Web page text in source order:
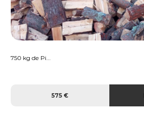
750 kg de Pi...
575 €